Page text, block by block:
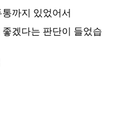
까지 있었어서
겠다는 판단이 들었습